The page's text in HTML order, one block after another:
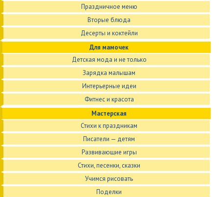
Праздничное меню
Вторые блюда
Десерты и коктейли
Для мамочек
Детская мода и не только
Зарядка малышам
Интерьерные идеи
Фитнес и красота
Мастерская
Стихи к праздникам
Писатели — детям
Развивающие игры
Стихи, песенки, сказки
Учимся рисовать
Поделки